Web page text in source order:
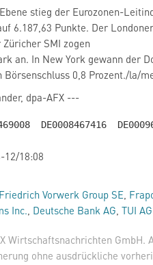
6.187,63 Punkte. Der Londoner
Züricher SMI zogen
Börsenschluss 0,8 Prozent./la/
dpa-AFX ---
12/18:08
Friedrich Vorwerk Group SE,
Inc., Deutsche Bank AG, TUI AG
Wirtschaftsnachrichten
ohne ausdrückliche